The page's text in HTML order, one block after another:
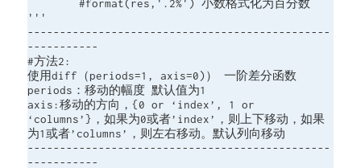
        #format(res,'.2%') 小数格式化为百分数
'''
-----------------------------------------------
-----------
#方法2:
使用diff（periods=1, axis=0)） 一阶差分函数
periods：移动的幅度 默认值为1
axis:移动的方向，{0 or ‘index’, 1 or
‘columns’}，如果为0或者’index’，则上下移动，如果
为1或者’columns’，则左右移动。默认列向移动
-----------------------------------------------
-----------